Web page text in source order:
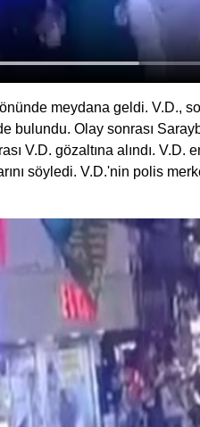
meydana geldi. V.D.,
bulundu. Olay sonrası
V.D. gözaltına alındı.
söyledi. V.D.'nin polis